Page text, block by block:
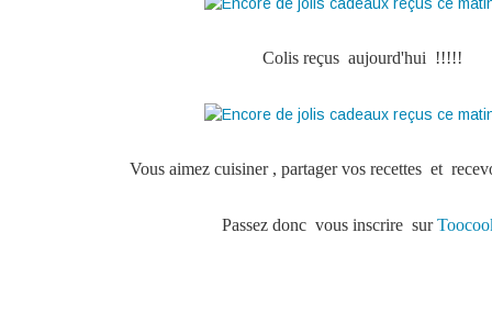
Colis reçus aujourd'hui !!!!!
Vous aimez cuisiner , partager vos recettes et
Passez donc vous inscrire sur